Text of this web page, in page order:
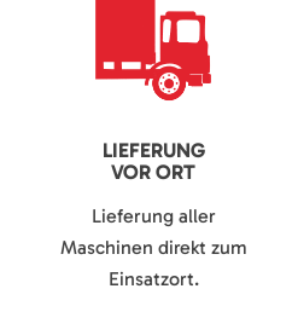
LIEFERUNG
VOR ORT
Lieferung aller
Maschinen direkt zum
Einsatzort.